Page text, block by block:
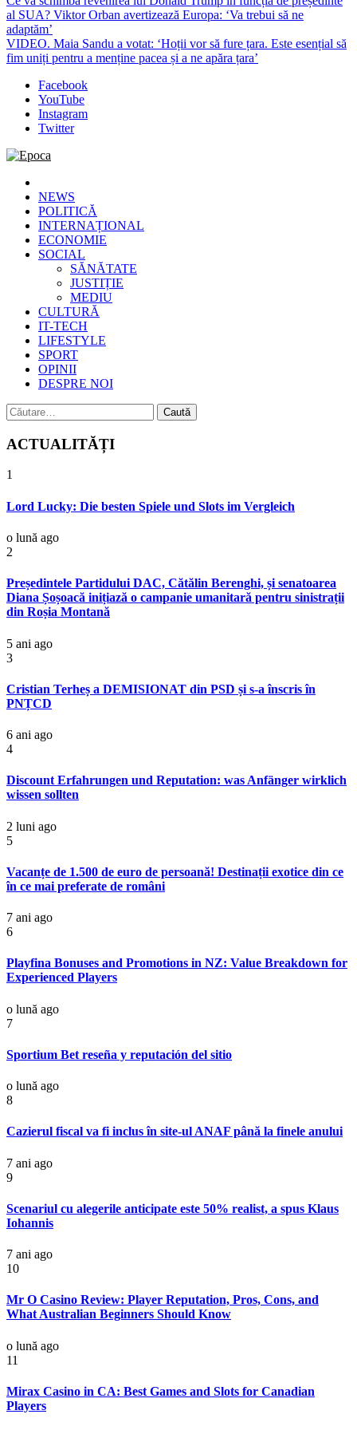
al SUA? Viktor Orban avertizează Europa: ‘Va trebui să ne
adaptăm’
VIDEO. Maia Sandu a votat: ‘Hoții vor să fure țara. Este esențial să
fim uniți pentru a menține pacea și a ne apăra țara’
Facebook
YouTube
Instagram
Twitter
Epoca
Cele mai noi știri online din România
NEWS
POLITICĂ
INTERNAȚIONAL
ECONOMIE
SOCIAL
SĂNĂTATE
JUSTIȚIE
MEDIU
CULTURĂ
IT-TECH
LIFESTYLE
SPORT
OPINII
DESPRE NOI
Caută
după:
ACTUALITĂȚI
1
Lord Lucky: Die besten Spiele und Slots im Vergleich
o lună ago
2
Președintele Partidului DAC, Cătălin Berenghi, și senatoarea
Diana Șoșoacă inițiază o campanie umanitară pentru sinistrații
din Roșia Montană
5 ani ago
3
Cristian Terheș a DEMISIONAT din PSD și s-a înscris în
PNȚCD
6 ani ago
4
Discount Erfahrungen und Reputation: was Anfänger wirklich
wissen sollten
2 luni ago
5
Vacanțe de 1.500 de euro de persoană! Destinații exotice din ce
în ce mai preferate de români
7 ani ago
6
Playfina Bonuses and Promotions in NZ: Value Breakdown for
Experienced Players
o lună ago
7
Sportium Bet reseña y reputación del sitio
o lună ago
8
Cazierul fiscal va fi inclus în site-ul ANAF până la finele anului
7 ani ago
9
Scenariul cu alegerile anticipate este 50% realist, a spus Klaus
Iohannis
7 ani ago
10
Mr O Casino Review: Player Reputation, Pros, Cons, and
What Australian Beginners Should Know
o lună ago
11
Mirax Casino in CA: Best Games and Slots for Canadian
Players